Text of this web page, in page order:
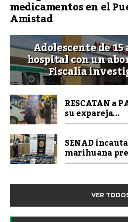
medicamentos en el
Amistad
Adolescente de
hospital con un
Fiscalía
RESCATAN a
su expareja...
SENAD
marihuana
VER